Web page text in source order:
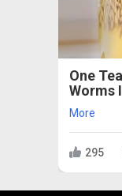
One
Worms
More
295